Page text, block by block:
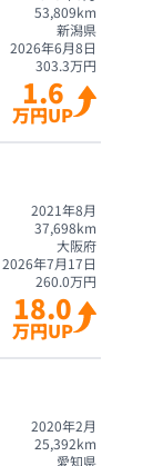
53,809km
新潟県
2026年6月8日
303.3万円
1.6
万円UP
2021年8月
37,698km
大阪府
2026年7月17日
260.0万円
18.0
万円UP
2020年2月
25,392km
愛知県